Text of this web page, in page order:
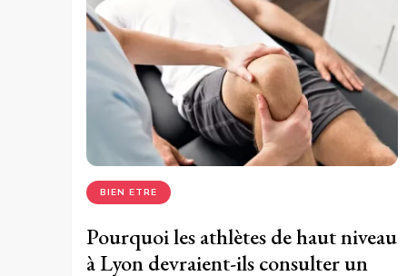
BIEN ETRE
Pourquoi les athlètes de haut niveau
à Lyon devraient-ils consulter un